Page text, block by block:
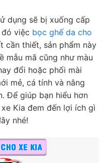
dụng sẽ bị xuống cấp
việc bọc ghế da cho
cần thiết, sản phẩm này
mẫu mã cũng như màu
đổi hoặc phối mài
mẻ, cá tính và nâng
Để giúp bạn hiểu hơn
Kia đem đến lợi ích gì
nhé!